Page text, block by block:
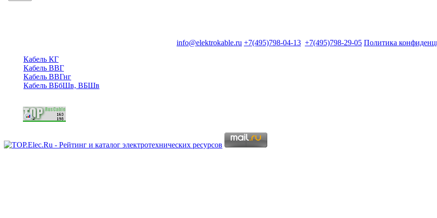
info@elektrokable.ru +7(495)798-04-13 +7(495)798-29-05 Политика
Кабель КГ
Кабель ВВГ
Кабель ВВГнг
Кабель ВБбШв, ВБШв